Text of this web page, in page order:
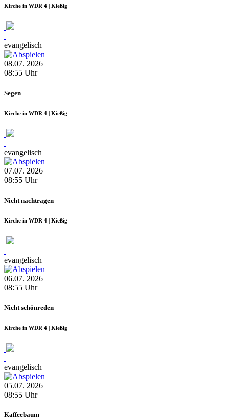
Kirche in WDR 4 | Kießig
evangelisch
08.07. 2026
08:55 Uhr
Segen
Kirche in WDR 4 | Kießig
evangelisch
07.07. 2026
08:55 Uhr
Nicht nachtragen
Kirche in WDR 4 | Kießig
evangelisch
06.07. 2026
08:55 Uhr
Nicht schönreden
Kirche in WDR 4 | Kießig
evangelisch
05.07. 2026
08:55 Uhr
Kaffeebaum